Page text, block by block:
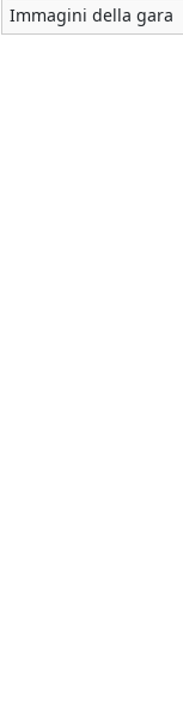
Immagini della gara